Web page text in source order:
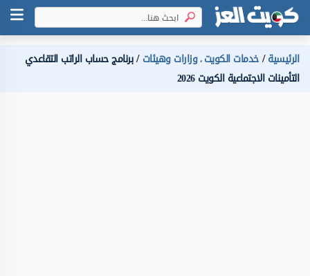
الرئيسية خدمات الكويت،وزارات وهيئات برنامج حساب الراتب التقاعدي
التأمينات الاجتماعية الكويت 2026